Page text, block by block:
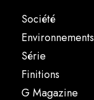
Société
Environnements
Série
Finitions
G Magazine